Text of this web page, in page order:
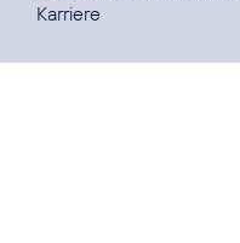
Karriere